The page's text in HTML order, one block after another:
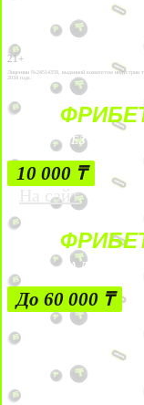
21+
Лицензии №24514359, выданной комитетом индустрии
2034 года.
БЕЗ УСЛОВИЙ
10 000 ₸
На сайт
ЗА
До 60 000 ₸